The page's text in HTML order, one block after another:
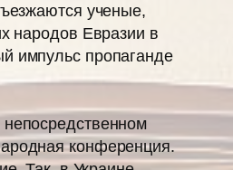
ученые,
народов Евразии в
импульс пропаганде
конференция.